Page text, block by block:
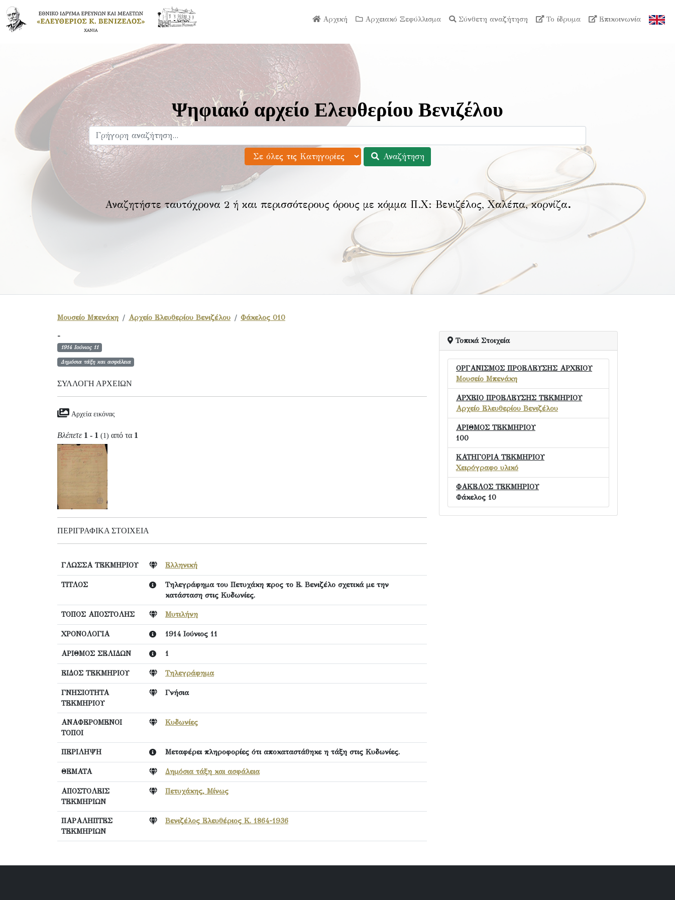
Αρχική Αρχειακό Ξεφύλλισμα Σύνθετη αναζήτηση Το ίδρυμα Επικοινωνία
Ψηφιακό αρχείο Ελευθερίου Βενιζέλου
Αναζήτηση
Αναζητήστε ταυτόχρονα 2 ή και περισσότερους όρους με κόμμα Π.Χ: Βενιζέλος, Χαλέπα, κορνίζα.
Μουσείο Μπενάκη Αρχείο Ελευθερίου Βενιζέλου Φάκελος 010
-
1914 Ιούνιος 11
Δημόσια τάξη και ασφάλεια
ΣΥΛΛΟΓΉ ΑΡΧΕΊΩΝ
Αρχεία εικόνας
Βλέπετε 1 - 1 (1) από τα 1
ΠΕΡΙΓΡΑΦΙΚΆ ΣΤΟΙΧΕΊΑ
ΓΛΩΣΣΑ ΤΕΚΜΗΡΙΟΥ Ελληνική
ΤΙΤΛΟΣ
Τηλεγράφημα του Πετυχάκη προς το Ε. Βενιζέλο σχετικά με την
κατάσταση στις Κυδωνίες.
ΤΟΠΟΣ ΑΠΟΣΤΟΛΗΣ Μυτιλήνη
ΧΡΟΝΟΛΟΓΙΑ 1914 Ιούνιος 11
ΑΡΙΘΜΟΣ ΣΕΛΙΔΩΝ 1
ΕΙΔΟΣ ΤΕΚΜΗΡΙΟΥ Τηλεγράφημα
ΓΝΗΣΙΟΤΗΤΑ
ΤΕΚΜΗΡΙΟΥ
Γνήσια
ΑΝΑΦΕΡΟΜΕΝΟΙ
ΤΟΠΟΙ
Κυδωνίες
ΠΕΡΙΛΗΨΗ Μεταφέρει πληροφορίες ότι αποκαταστάθηκε η τάξη στις Κυδωνίες.
ΘΕΜΑΤΑ Δημόσια τάξη και ασφάλεια
ΑΠΟΣΤΟΛΕΙΣ
ΤΕΚΜΗΡΙΩΝ
Πετυχάκης, Μίνως
ΠΑΡΑΛΗΠΤΕΣ
ΤΕΚΜΗΡΙΩΝ
Βενιζέλος Ελευθέριος Κ. 1864-1936
Τοπικά Στοιχεία
ΟΡΓΑΝΙΣΜΟΣ ΠΡΟΕΛΕΥΣΗΣ ΑΡΧΕΙΟΥ
Μουσείο Μπενάκη
ΑΡΧΕΙΟ ΠΡΟΕΛΕΥΣΗΣ ΤΕΚΜΗΡΙΟΥ
Αρχείο Ελευθερίου Βενιζέλου
ΑΡΙΘΜΟΣ ΤΕΚΜΗΡΙΟΥ
100
ΚΑΤΗΓΟΡΙΑ ΤΕΚΜΗΡΙΟΥ
Χειρόγραφο υλικό
ΦΑΚΕΛΟΣ ΤΕΚΜΗΡΙΟΥ
Φάκελος 10